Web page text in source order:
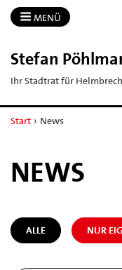
MENÜ
Stefan
Ihr Stadtrat für
Start › News
NEWS
ALLE NUR